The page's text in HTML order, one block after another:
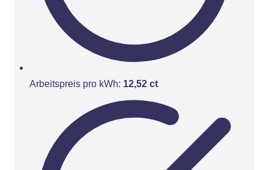
Arbeitspreis pro kWh: 12,52 ct